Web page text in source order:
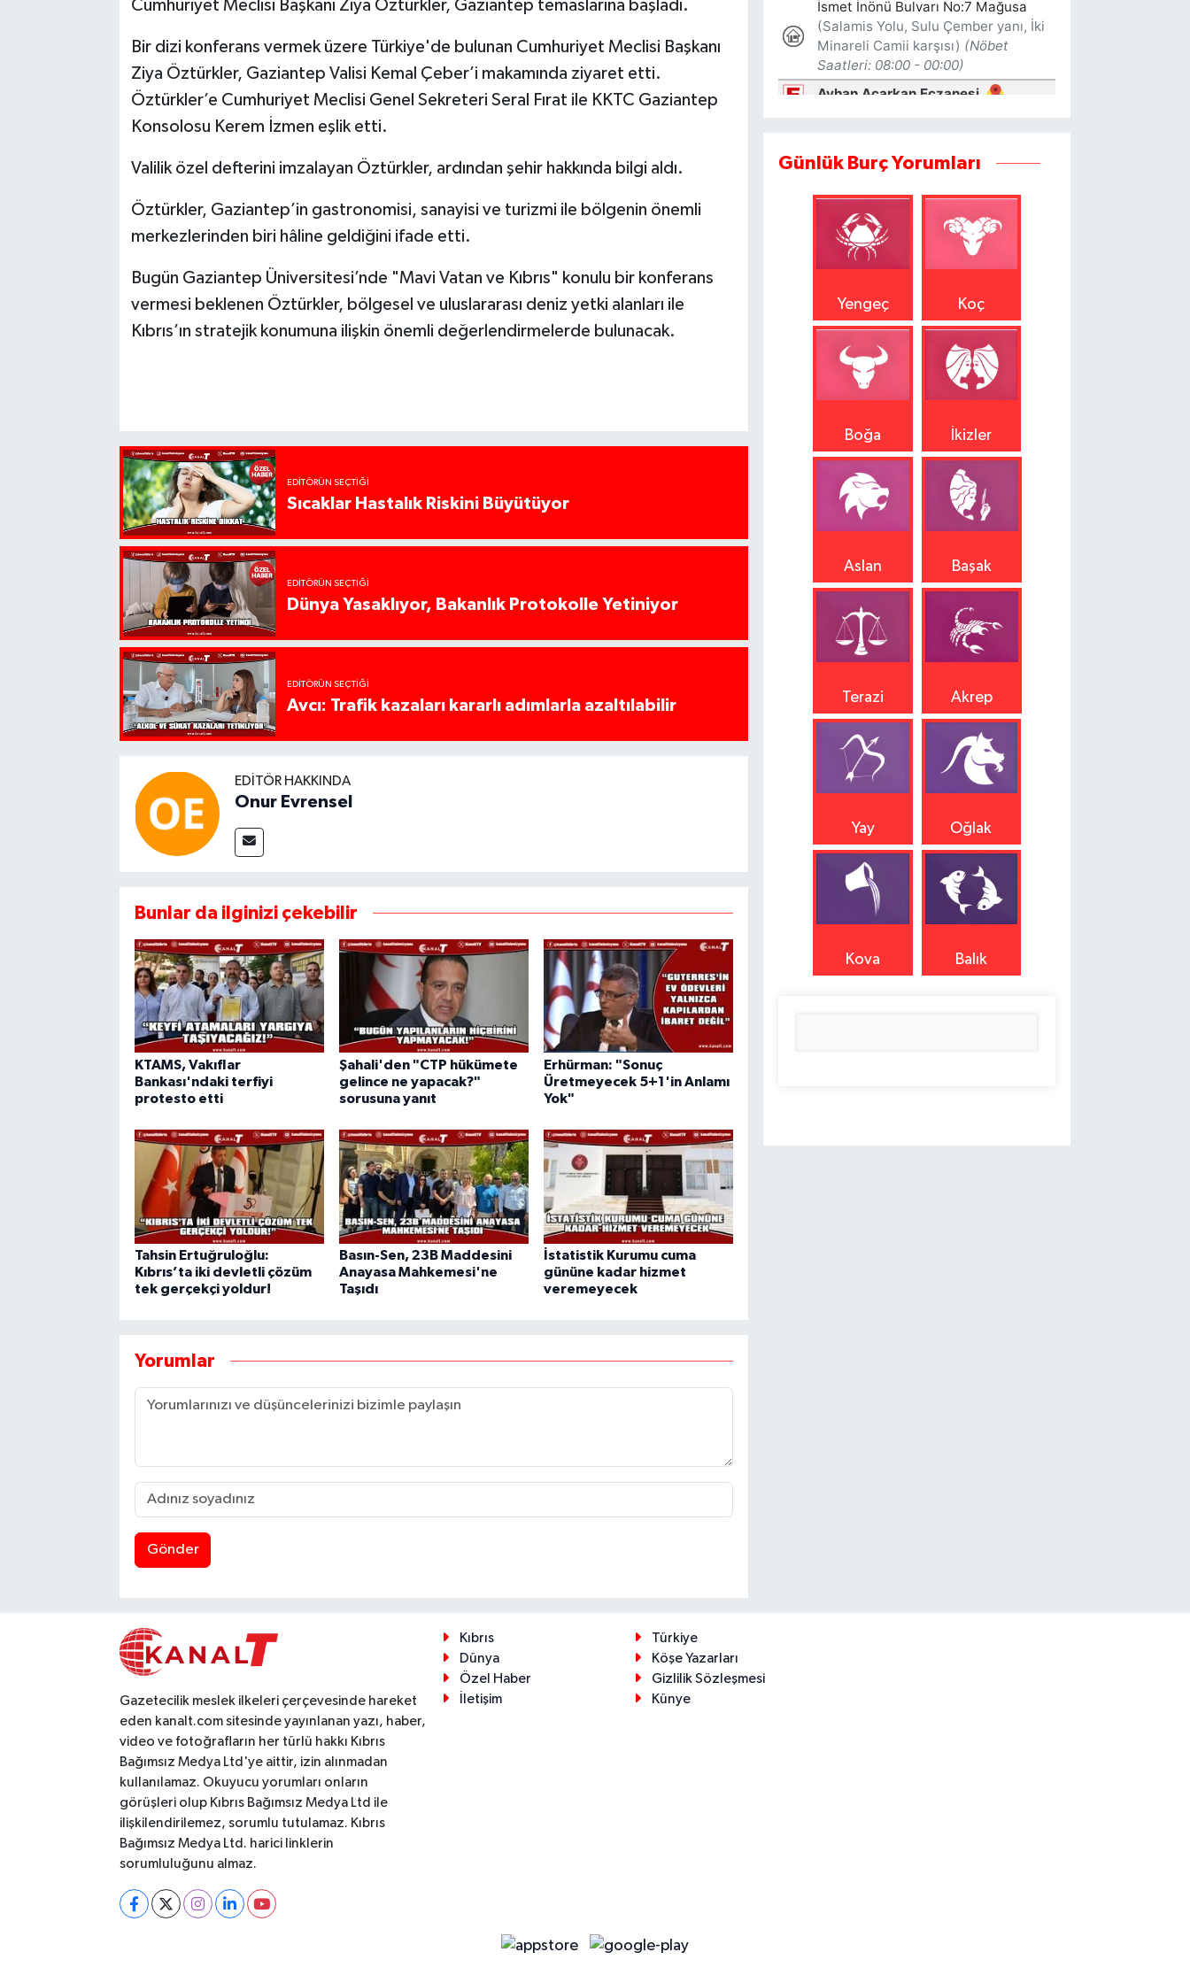
Cumhuriyet Meclisi Başkanı Ziya Öztürkler, Gaziantep temaslarına başladı.
Bir dizi konferans vermek üzere Türkiye'de bulunan Cumhuriyet Meclisi Başkanı
Ziya Öztürkler, Gaziantep Valisi Kemal Çeber’i makamında ziyaret etti.
Öztürkler’e Cumhuriyet Meclisi Genel Sekreteri Seral Fırat ile KKTC Gaziantep
Konsolosu Kerem İzmen eşlik etti.
Valilik özel defterini imzalayan Öztürkler, ardından şehir hakkında bilgi aldı.
Öztürkler, Gaziantep’in gastronomisi, sanayisi ve turizmi ile bölgenin önemli
merkezlerinden biri hâline geldiğini ifade etti.
Bugün Gaziantep Üniversitesi’nde "Mavi Vatan ve Kıbrıs" konulu bir konferans
vermesi beklenen Öztürkler, bölgesel ve uluslararası deniz yetki alanları ile
Kıbrıs’ın stratejik konumuna ilişkin önemli değerlendirmelerde bulunacak.
EDITÖRÜN SEÇTIĞI
Sıcaklar Hastalık Riskini Büyütüyor
EDITÖRÜN SEÇTIĞI
Dünya Yasaklıyor, Bakanlık Protokolle Yetiniyor
EDITÖRÜN SEÇTIĞI
Avcı: Trafik kazaları kararlı adımlarla azaltılabilir
EDITÖR HAKKINDA
Onur Evrensel
Bunlar da ilginizi çekebilir
KTAMS, Vakıflar
Bankası'ndaki terfiyi
protesto etti
Şahali'den "CTP hükümete
gelince ne yapacak?"
sorusuna yanıt
Erhürman: "Sonuç
Üretmeyecek 5+1'in Anlamı
Yok"
Tahsin Ertuğruloğlu:
Kıbrıs’ta iki devletli çözüm
tek gerçekçi yoldur!
Basın-Sen, 23B Maddesini
Anayasa Mahkemesi'ne
Taşıdı
İstatistik Kurumu cuma
gününe kadar hizmet
veremeyecek
Yorumlar
Gönder
Günlük Burç Yorumları
Yengeç Koç
Boğa İkizler
Aslan Başak
Terazi Akrep
Yay Oğlak
Kova Balık
Gazetecilik meslek ilkeleri çerçevesinde hareket
eden kanalt.com sitesinde yayınlanan yazı, haber,
video ve fotoğrafların her türlü hakkı Kıbrıs
Bağımsız Medya Ltd'ye aittir, izin alınmadan
kullanılamaz. Okuyucu yorumları onların
görüşleri olup Kıbrıs Bağımsız Medya Ltd ile
ilişkilendirilemez, sorumlu tutulamaz. Kıbrıs
Bağımsız Medya Ltd. harici linklerin
sorumluluğunu almaz.
Kıbrıs
Türkiye
Dünya
Köşe Yazarları
Özel Haber
Gizlilik Sözleşmesi
İletişim
Künye